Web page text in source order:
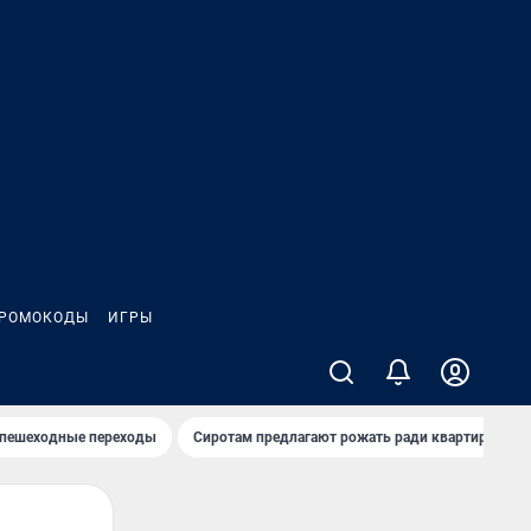
ИГРЫ
переходы Сиротам предлагают рожать ради квартиры